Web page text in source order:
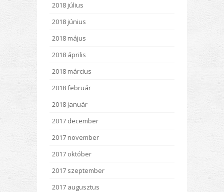
2018 július
2018 június
2018 május
2018 április
2018 március
2018 február
2018 január
2017 december
2017 november
2017 október
2017 szeptember
2017 augusztus